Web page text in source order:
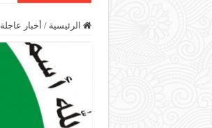
الرئيسية / أخبار عاجلة